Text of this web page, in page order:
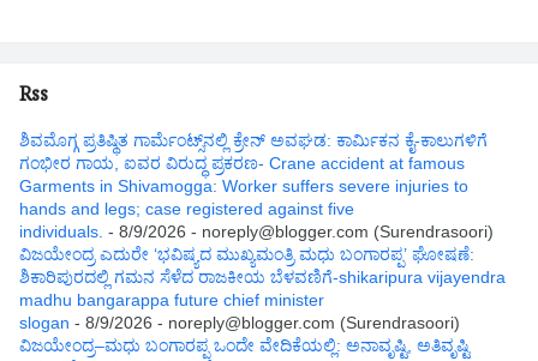
Rss
ಶಿವಮೊಗ್ಗ ಪ್ರತಿಷ್ಥಿತ ಗಾರ್ಮೆಂಟ್ಸ್‌ನಲ್ಲಿ ಕ್ರೇನ್ ಅವಘಡ: ಕಾರ್ಮಿಕನ ಕೈ-ಕಾಲುಗಳಿಗೆ
ಗಂಭೀರ ಗಾಯ, ಐವರ ವಿರುದ್ಧ ಪ್ರಕರಣ- Crane accident at famous
Garments in Shivamogga: Worker suffers severe injuries to
hands and legs; case registered against five
individuals. - 8/9/2026 - noreply@blogger.com (Surendrasoori)
ವಿಜಯೇಂದ್ರ ಎದುರೇ ‘ಭವಿಷ್ಯದ ಮುಖ್ಯಮಂತ್ರಿ ಮಧು ಬಂಗಾರಪ್ಪ’ ಘೋಷಣೆ:
ಶಿಕಾರಿಪುರದಲ್ಲಿ ಗಮನ ಸೆಳೆದ ರಾಜಕೀಯ ಬೆಳವಣಿಗೆ-shikaripura vijayendra
madhu bangarappa future chief minister
slogan - 8/9/2026 - noreply@blogger.com (Surendrasoori)
ವಿಜಯೇಂದ್ರ–ಮಧು ಬಂಗಾರಪ್ಪ ಒಂದೇ ವೇದಿಕೆಯಲ್ಲಿ: ಅನಾವೃಷ್ಟಿ, ಅತಿವೃಷ್ಟಿ